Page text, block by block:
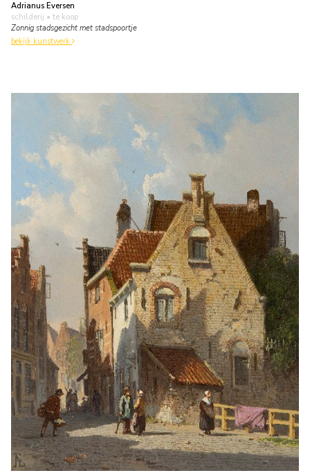
Adrianus Eversen
schilderij • te koop
Zonnig stadsgezicht met stadspoortje
bekijk kunstwerk